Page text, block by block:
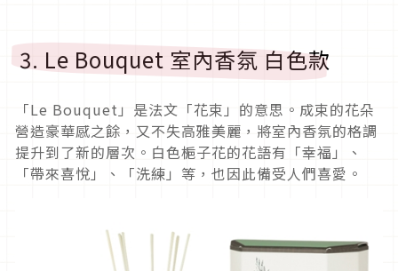
3. Le Bouquet 室內香氛 白色款
「Le Bouquet」是法文「花束」的意思。成束的花朵
營造豪華感之餘，又不失高雅美麗，將室內香氛的格調
提升到了新的層次。白色梔子花的花語有「幸福」、
「帶來喜悅」、「洗練」等，也因此備受人們喜愛。